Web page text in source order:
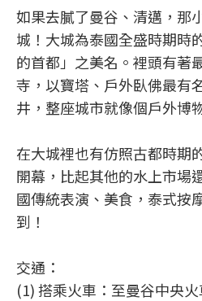
如果去膩了曼谷、清邁，那
城！大城為泰國全盛時期時
的首都」之美名。裡頭有著
寺，以寶塔、戶外臥佛最有
井，整座城市就像個戶外博
在大城裡也有仿照古都時期
開幕，比起其他的水上市場
國傳統表演、美食，泰式按
到！
交通：
(1) 搭乘火車：至曼谷中央